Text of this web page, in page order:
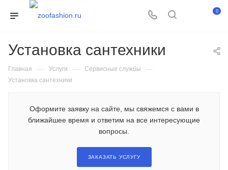
0
Установка сантехники
Главная — Услуги — Сервисные службы —
Установка сантехники
Оформите заявку на сайте, мы свяжемся с вами в
ближайшее время и ответим на все интересующие
вопросы.
ЗАКАЗАТЬ УСЛУГУ